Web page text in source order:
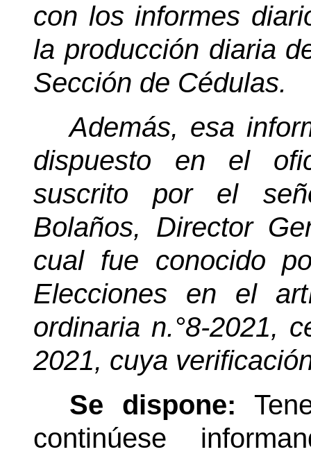
con los informes
la producción diaria
Sección de Cédulas.
Además, esa
dispuesto en el
suscrito por el
Bolaños, Director
cual fue conocido
Elecciones en el
ordinaria n.°8-2021,
2021, cuya
Se dispone:
continúese